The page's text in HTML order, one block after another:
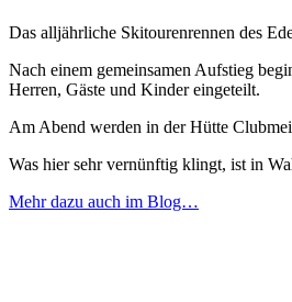
Das alljährliche Skitourenrennen des
Nach einem gemeinsamen Aufstieg
Herren, Gäste und Kinder eingeteilt.
Am Abend werden in der Hütte
Was hier sehr vernünftig klingt, ist in
Mehr dazu auch im Blog…